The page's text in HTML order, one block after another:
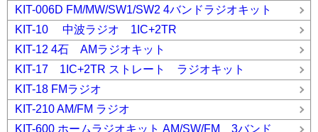
KIT-006D FM/MW/SW1/SW2 4バンドラジオキット
KIT-10 中波ラジオ 1IC+2TR
KIT-12 4石 AMラジオキット
KIT-17 1IC+2TR ストレート ラジオキット
KIT-18 FMラジオ
KIT-210 AM/FM ラジオ
KIT-600 ホームラジオキット AM/SW/FM 3バンド